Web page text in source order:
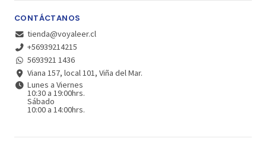
CONTÁCTANOS
tienda@voyaleer.cl
+56939214215
5693921 1436
Viana 157, local 101, Viña del Mar.
Lunes a Viernes
10:30 a 19:00hrs.
Sábado
10:00 a 14:00hrs.